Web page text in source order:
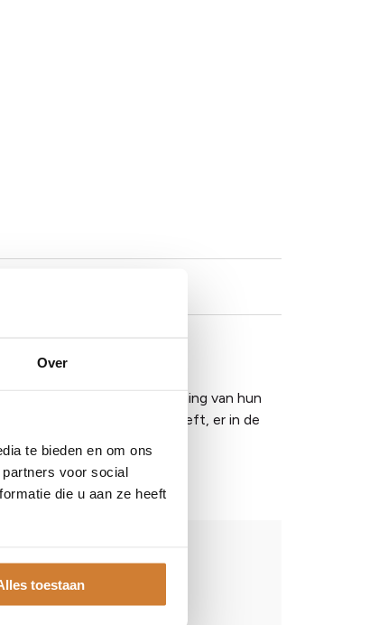
Over
te bieden en om ons
voor social
die u aan ze heeft
toestaan
bekend staan de opening van hun
gat al de juiste grootte heeft, er in de